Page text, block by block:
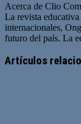
Acerca de Clio
La revista
internacionales,
futuro del país. La
web
Artículos